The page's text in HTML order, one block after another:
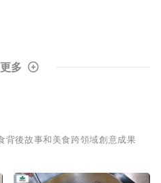
多
背後故事和美食跨領域創意成果